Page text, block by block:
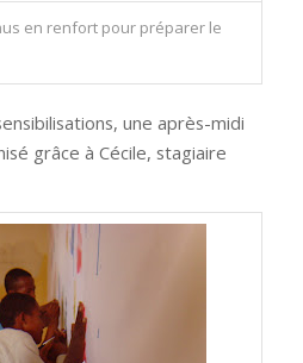
en renfort pour préparer le
une après-midi
grâce à Cécile, stagiaire